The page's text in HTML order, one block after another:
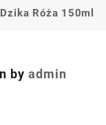
Róża 150ml
by admin